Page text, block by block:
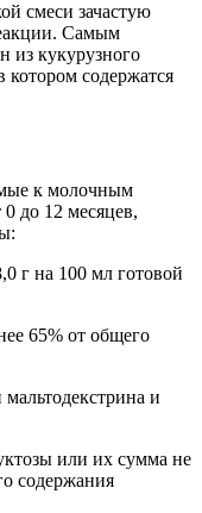
смеси зачастую
Самым
из кукурузного
содержатся
к молочным
0 до 12 месяцев,
г на 100 мл готовой
65% от общего
и
или их сумма не
содержания